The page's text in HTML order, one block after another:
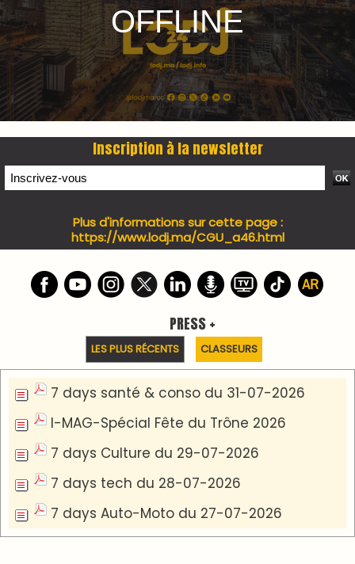
7 days santé & conso du 31-07-2026
I-MAG-Spécial Fête du Trône 2026
7 days Culture du 29-07-2026
7 days Auto-Moto du 27-07-2026
PODCAST +
LES PLUS RÉCENTS CLASSEURS
Podcast I-Week-N°137 du 26-07-2026
Podcast Eco-Business du 20-07-2026
Podcast IA-MAG-07 du 22-07-2026
Podcast I-Week N°136-19-07-2026
Podcast I-débats N31 du 18-07-2026
Communiqué de presse
Lesieur Cristal célèbre 85 ans d'engagement en
devenant partenaire du Moussem Moulay